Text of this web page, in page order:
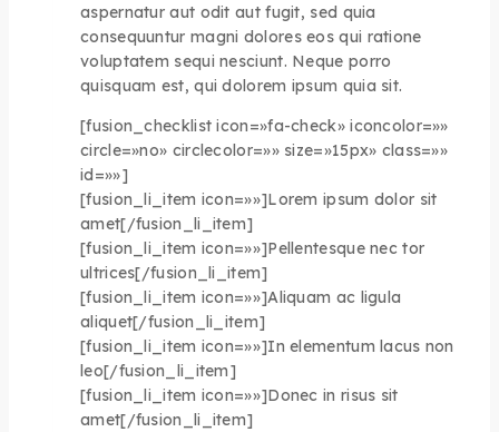
aspernatur aut odit aut fugit, sed quia
consequuntur magni dolores eos qui ratione
voluptatem sequi nesciunt. Neque porro
quisquam est, qui dolorem ipsum quia sit.
[fusion_checklist icon=»fa-check» iconcolor=»»
circle=»no» circlecolor=»» size=»15px» class=»»
id=»»]
[fusion_li_item icon=»»]Lorem ipsum dolor sit
amet[/fusion_li_item]
[fusion_li_item icon=»»]Pellentesque nec tor
ultrices[/fusion_li_item]
[fusion_li_item icon=»»]Aliquam ac ligula
aliquet[/fusion_li_item]
[fusion_li_item icon=»»]In elementum lacus non
leo[/fusion_li_item]
[fusion_li_item icon=»»]Donec in risus sit
amet[/fusion_li_item]